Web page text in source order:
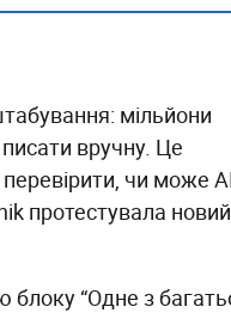
мільйони
писати вручну. Це
чи може
протестувала новий
блоку “Одне з